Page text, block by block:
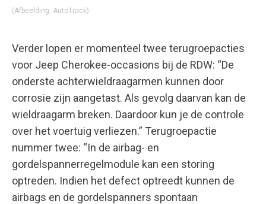
(Afbeelding: AutoTrack)
Verder lopen er momenteel twee terugroepacties
voor Jeep Cherokee-occasions bij de RDW: “De
onderste achterwieldraagarmen kunnen door
corrosie zijn aangetast. Als gevolg daarvan kan de
wieldraagarm breken. Daardoor kun je de controle
over het voertuig verliezen.” Terugroepactie
nummer twee: “In de airbag- en
gordelspannerregelmodule kan een storing
optreden. Indien het defect optreedt kunnen de
airbags en de gordelspanners spontaan